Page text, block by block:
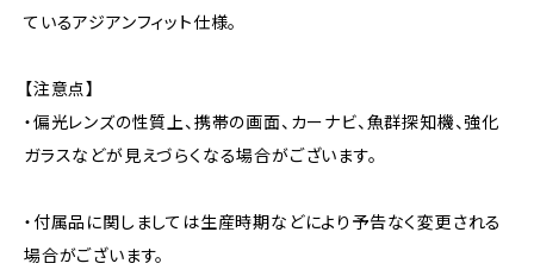
ているアジアンフィット仕様。
【注意点】
・偏光レンズの性質上、携帯の画面、カーナビ、魚群探知機、強化
ガラスなどが見えづらくなる場合がございます。
・付属品に関しましては生産時期などにより予告なく変更される
場合がございます。